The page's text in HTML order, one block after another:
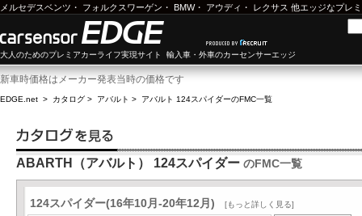
メルセデスベンツ ・ フォルクスワーゲン ・ BMW・ アウディ ・ レクサス 他エッジなプレ
大人のためのプレミアカーライフ実現サイト 輸入車・外車のカーセンサーエッジ
新車時価格はメーカー発表当時の価格です
EDGE.net > カタログ > アバルト > アバルト 124スパイダーのFMC一覧
ABARTH（アバルト） 124スパイダー のFMC一覧
124スパイダー(16年10月-20年12月) [もっと詳しく見る]